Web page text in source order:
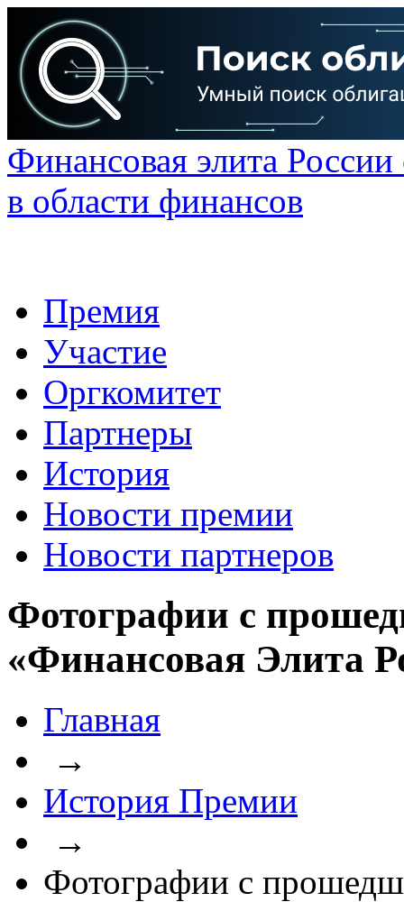
Финансовая элита
в области финансов
Премия
Участие
Оргкомитет
Партнеры
История
Новости премии
Новости партнеров
Фотографии с
«Финансовая Элита
Главная
→
История Премии
→
Фотографии с